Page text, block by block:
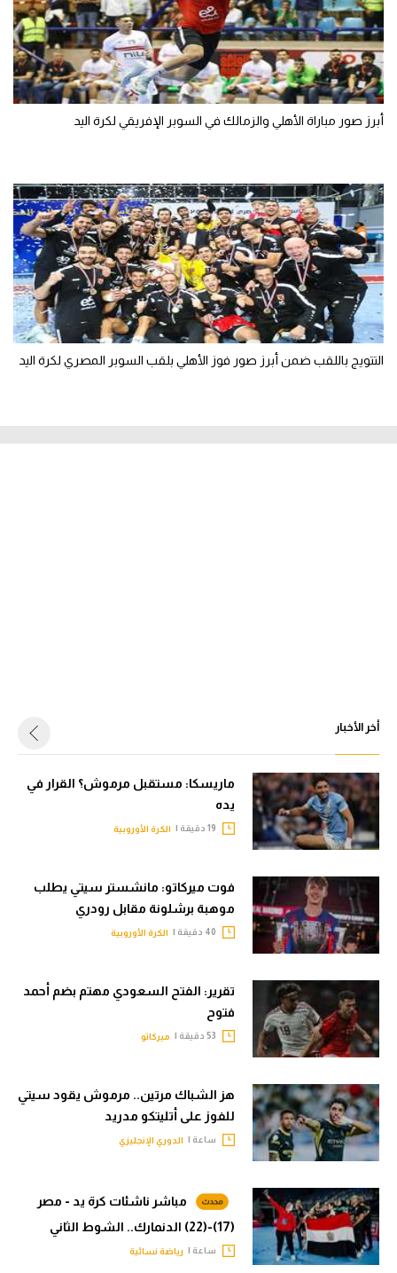
أبرز صور مباراة الأهلي والزمالك في السوبر الإفريقي لكرة اليد
التتويج باللقب ضمن أبرز صور فوز الأهلي بلقب السوبر المصري لكرة اليد
أخر الأخبار
ماريسكا: مستقبل مرموش؟ القرار في
يده
الكرة الأوروبية
فوت ميركاتو: مانشستر سيتي يطلب
موهبة برشلونة مقابل رودري
الكرة الأوروبية
تقرير: الفتح السعودي مهتم بضم أحمد
فتوح
ميركاتو
هز الشباك مرتين.. مرموش يقود سيتي
للفوز على أتليتكو مدريد
ساعة | الدوري الإنجليزي
مباشر ناشئات كرة يد - مصر
(17)-(22) الدنمارك.. الشوط الثاني
ساعة | رياضة نسائية